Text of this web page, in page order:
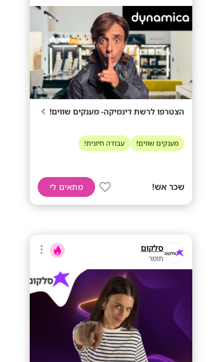
הצטרפו לרשת דינמיקה- מענקים שווים!
מענקים שווים! עבודה חיונית!
שכר אש! מתאים לי
סלקום
תומר